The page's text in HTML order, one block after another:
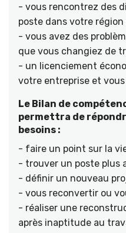
- vous rencontrez des
poste dans votre région
- vous avez des
que vous changiez de
- un licenciement
votre entreprise et
Le Bilan de
permettra de
besoins :
- faire un point sur la
- trouver un poste plus
- définir un nouveau
- vous reconvertir ou
- réaliser une
après inaptitude au